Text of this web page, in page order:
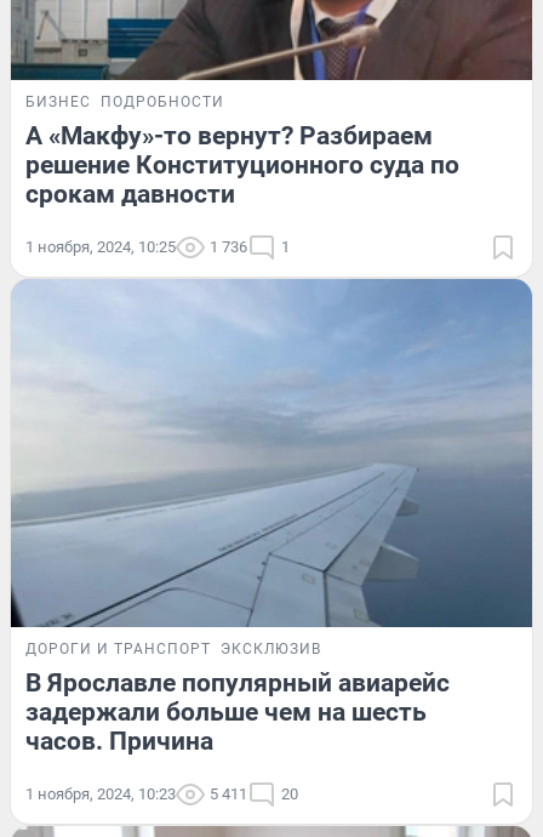
БИЗНЕС ПОДРОБНОСТИ
А «Макфу»-то вернут? Разбираем
решение Конституционного суда по
срокам давности
1 ноября, 2024, 10:25 1 736 1
ДОРОГИ И ТРАНСПОРТ ЭКСКЛЮЗИВ
В Ярославле популярный авиарейс
задержали больше чем на шесть
часов. Причина
1 ноября, 2024, 10:23 5 411 20